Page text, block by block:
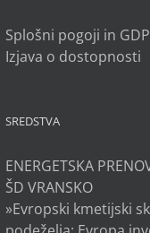
Splošni pogoji in
Izjava o dostopnosti
SREDSTVA
ENERGETSKA
ŠD VRANSKO
»Evropski kmetijski